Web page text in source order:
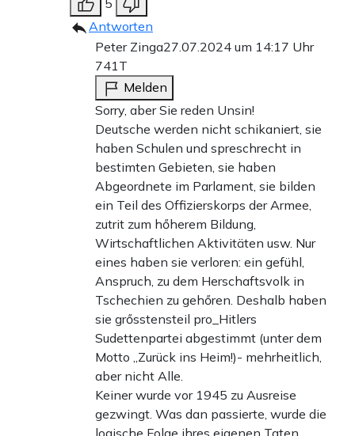
5
Antworten
Peter Zinga27.07.2024 um 14:17 Uhr
741T
Melden
Sorry, aber Sie reden Unsin!
Deutsche werden nicht schikaniert, sie
haben Schulen und spreschrecht in
bestimten Gebieten, sie haben
Abgeordnete im Parlament, sie bilden
ein Teil des Offizierskorps der Armee,
zutrit zum hőherem Bildung,
Wirtschaftlichen Aktivitäten usw. Nur
eines haben sie verloren: ein gefühl,
Anspruch, zu dem Herschaftsvolk in
Tschechien zu gehőren. Deshalb haben
sie grősstensteil pro_Hitlers
Sudettenpartei abgestimmt (unter dem
Motto „Zurück ins Heim!)- mehrheitlich,
aber nicht Alle.
Keiner wurde vor 1945 zu Ausreise
gezwingt. Was dan passierte, wurde die